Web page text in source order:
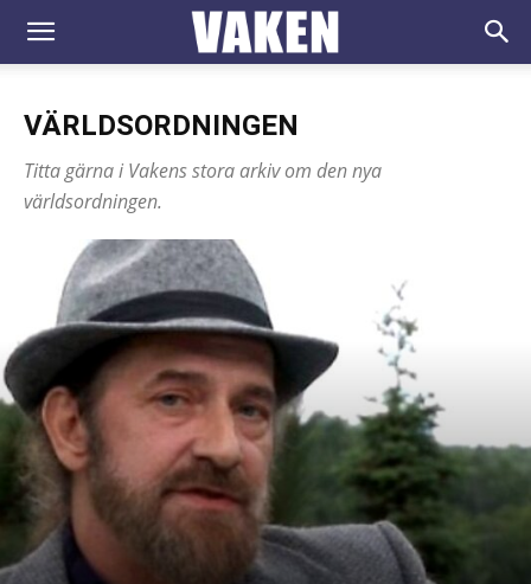
VAKEN.se
VÄRLDSORDNINGEN
Titta gärna i Vakens stora arkiv om den nya
världsordningen.